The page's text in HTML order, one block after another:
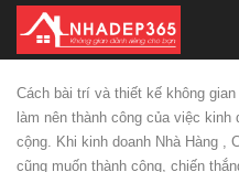
Cách bài trí và thiết kế không
làm nên thành công của việc
cộng. Khi kinh doanh Nhà Hàng ,
cũng muốn thành công, chiến